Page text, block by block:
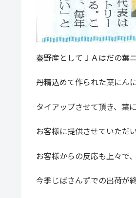
秦野産としてＪＡはだの葉
丹精込めて作られた葉にん
タイアップさせて頂き、葉
お客様に提供させていただ
お客様からの反応も上々で、
今季じばさんずでの出荷が